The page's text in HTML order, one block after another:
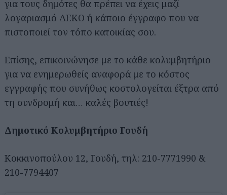
για τους δημότες θα πρέπει να έχεις μαζί
λογαριασμό ΔΕΚΟ ή κάποιο έγγραφο που να
πιστοποιεί τον τόπο κατοικίας σου.
Επίσης, επικοινώνησε με το κάθε κολυμβητήριο
για να ενημερωθείς αναφορά με το κόστος
εγγραφής που συνήθως κοστολογείται έξτρα από
τη συνδρομή και… καλές βουτιές!
Δημοτικό Κολυμβητήριο Γουδή
Κοκκινοπούλου 12, Γουδή, τηλ: 210-7771990 &
210-7794407